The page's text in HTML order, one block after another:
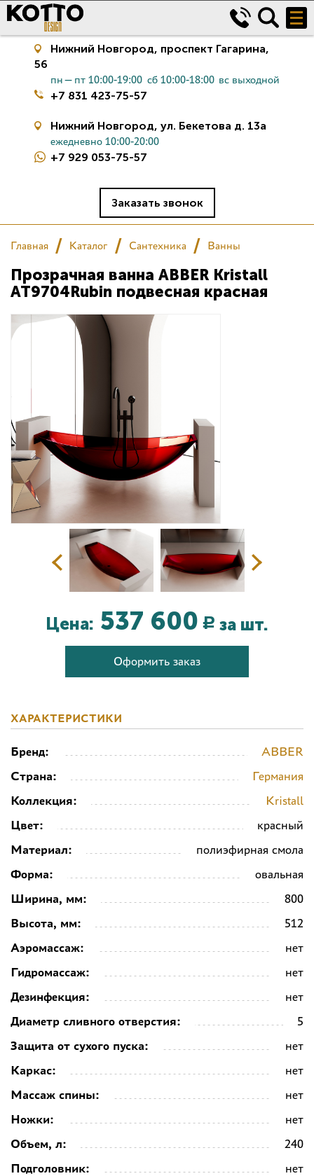
Керамическая плитка
Салон
Сертификаты
Дизайнерам
Комплекс услуг
Контакты
Нижний Новгород, проспект Гагарина,
56
пн—пт 10:00-19:00 сб 10:00-18:00 вс выходной
+7 831 423-75-57
Нижний Новгород, ул. Бекетова д. 13а
ежедневно 10:00-20:00
+7 929 053-75-57
Заказать звонок
Главная Каталог Сантехника Ванны
Прозрачная ванна ABBER Kristall
AT9704Rubin подвесная красная
Цена: 537 600 Р за шт.
Оформить заказ
ХАРАКТЕРИСТИКИ
Бренд:
ABBER
Страна:
Германия
Коллекция:
Kristall
Цвет:
красный
Материал:
полиэфирная смола
Форма:
овальная
Ширина, мм:
800
Высота, мм:
512
Аэромассаж:
нет
Гидромассаж:
нет
Дезинфекция:
нет
Диаметр сливного отверстия:
5
Защита от сухого пуска:
нет
Каркас:
нет
Массаж спины:
нет
Ножки:
нет
Объем, л:
240
Подголовник:
нет